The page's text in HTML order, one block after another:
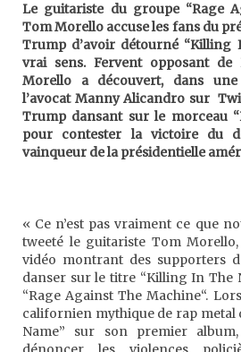
Le guitariste du groupe “Rage
Tom Morello accuse les fans du
Trump d’avoir détourné “Killing
vrai sens. Fervent opposant
Morello a découvert, dans
l’avocat Manny Alicandro sur
Trump dansant sur le morceau
pour contester la victoire du
vainqueur de la présidentielle
« Ce n’est pas vraiment ce que
tweeté le guitariste Tom
vidéo montrant des supporters
danser sur le titre “Killing In The
“Rage Against The Machine“.
californien mythique de rap metal
Name” sur son premier